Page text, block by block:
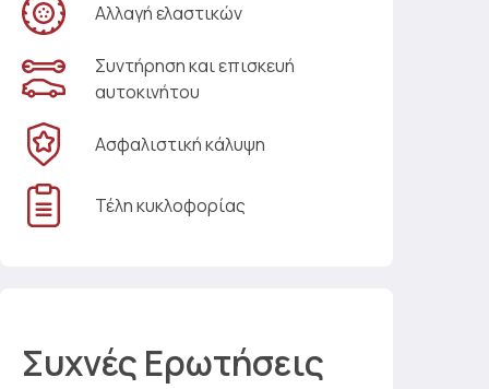
Αλλαγή ελαστικών
Συντήρηση και επισκευή
αυτοκινήτου
Ασφαλιστική κάλυψη
Τέλη κυκλοφορίας
Συχνές Ερωτήσεις